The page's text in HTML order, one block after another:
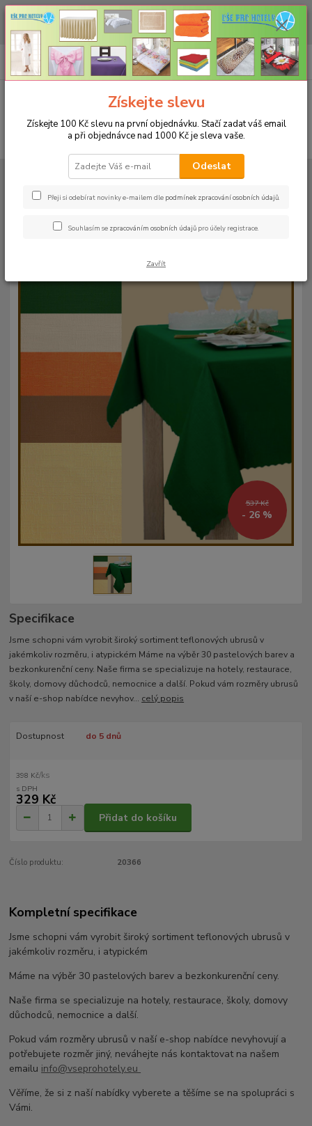
CHCETE NAKOUPIT VĚTŠÍ MNOŽSTVÍ NAŠICH PRODUKTŮ ZA LEPŠÍ
CENU? Klikněte ZDE
CZK
+420 773 794 023
Pondělí-pátek 9-16 hodin
0ks
za0 Kč
UBRUSY
Teflonové ubrusy jednobarevné s vodoodpudivou úpravou
Teflonový ubrus 140x180cm -
tmavě zelený 12
537 Kč
- 26 %
Specifikace
Jsme schopni vám vyrobit široký sortiment teflonových ubrusů v
jakémkoliv rozměru, i atypickém Máme na výběr 30 pastelových barev a
bezkonkurenční ceny. Naše firma se specializuje na hotely, restaurace,
školy, domovy důchodců, nemocnice a další. Pokud vám rozměry ubrusů
v naší e-shop nabídce nevyhov... celý popis
Dostupnost do 5 dnů
398 Kč/ks
329 Kč
Přidat do košíku
Číslo produktu: 20366
Kompletní specifikace
Jsme schopni vám vyrobit široký sortiment teflonových ubrusů v
jakémkoliv rozměru, i atypickém
Máme na výběr 30 pastelových barev a bezkonkurenční ceny.
Naše firma se specializuje na hotely, restaurace, školy, domovy
důchodců, nemocnice a další.
Pokud vám rozměry ubrusů v naší e-shop nabídce nevyhovují a
potřebujete rozměr jiný, neváhejte nás kontaktovat na našem
emailu info@vseprohotely.eu
Věříme, že si z naší nabídky vyberete a těšíme se na spolupráci s
Vámi.
Získejte slevu
Získejte 100 Kč slevu na první objednávku. Stačí zadat váš email
a při objednávce nad 1000 Kč je sleva vaše.
Odeslat
Přeji si odebírat novinky e-mailem dle podmínek zpracování osobních údajů.
Souhlasím se zpracováním osobních údajů pro účely registrace.
Zavřít